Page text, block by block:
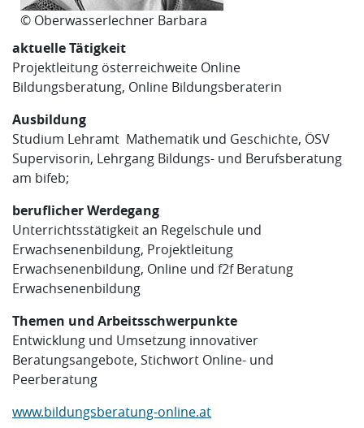
© Oberwasserlechner Barbara
aktuelle Tätigkeit
Projektleitung österreichweite Online
Bildungsberatung, Online Bildungsberaterin
Ausbildung
Studium Lehramt Mathematik und Geschichte, ÖSV
Supervisorin, Lehrgang Bildungs- und Berufsberatung
am bifeb;
beruflicher Werdegang
Unterrichtsstätigkeit an Regelschule und
Erwachsenenbildung, Projektleitung
Erwachsenenbildung, Online und f2f Beratung
Erwachsenenbildung
Themen und Arbeitsschwerpunkte
Entwicklung und Umsetzung innovativer
Beratungsangebote, Stichwort Online- und
Peerberatung
www.bildungsberatung-online.at